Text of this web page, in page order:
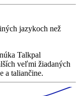
jazykoch než
Talkpal
veľmi žiadaných
a taliančine.